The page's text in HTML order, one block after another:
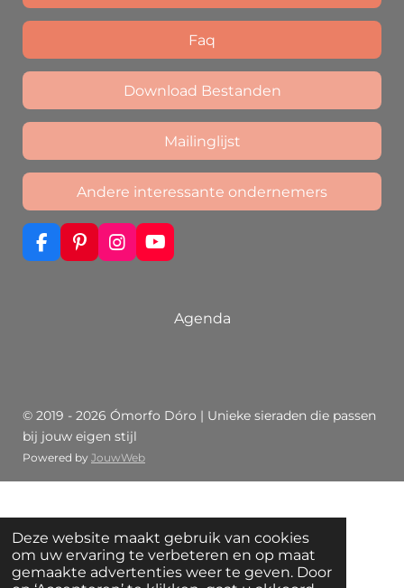
Deze website maakt gebruik van cookies
om uw ervaring te verbeteren en op maat
gemaakte advertenties weer te geven. Door
Faq
Download Bestanden
Mailinglijst
Andere interessante ondernemers
F
a
P
i
I
n
Y
o
Agenda
© 2019 - 2026 Ómorfo Dóro | Unieke sieraden die passen
bij jouw eigen stijl
Powered by JouwWeb